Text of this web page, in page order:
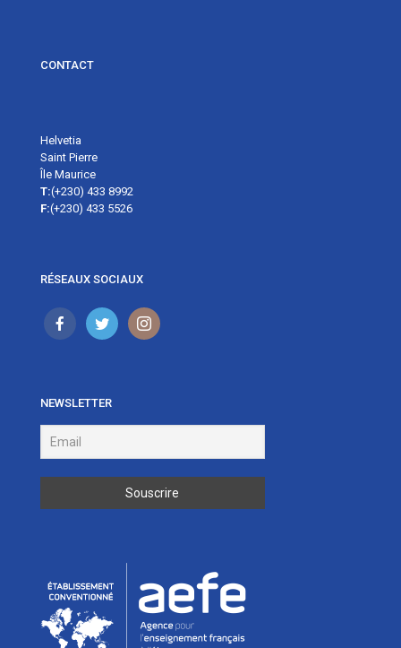
CONTACT
Helvetia
Saint Pierre
Île Maurice
T:(+230) 433 8992
F:(+230) 433 5526
RÉSEAUX SOCIAUX
NEWSLETTER